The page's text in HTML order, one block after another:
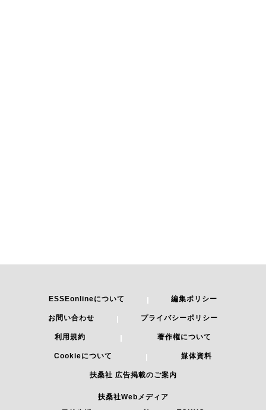
ESSEonlineについて 編集ポリシー
お問い合わせ プライバシーポリシー
利用規約 著作権について
Cookieについて 媒体資料
扶桑社 広告掲載のご案内
扶桑社Webメディア